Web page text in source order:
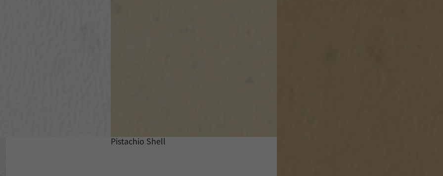
Pistachio Shell